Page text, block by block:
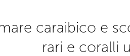
caraibico e
rari e coralli